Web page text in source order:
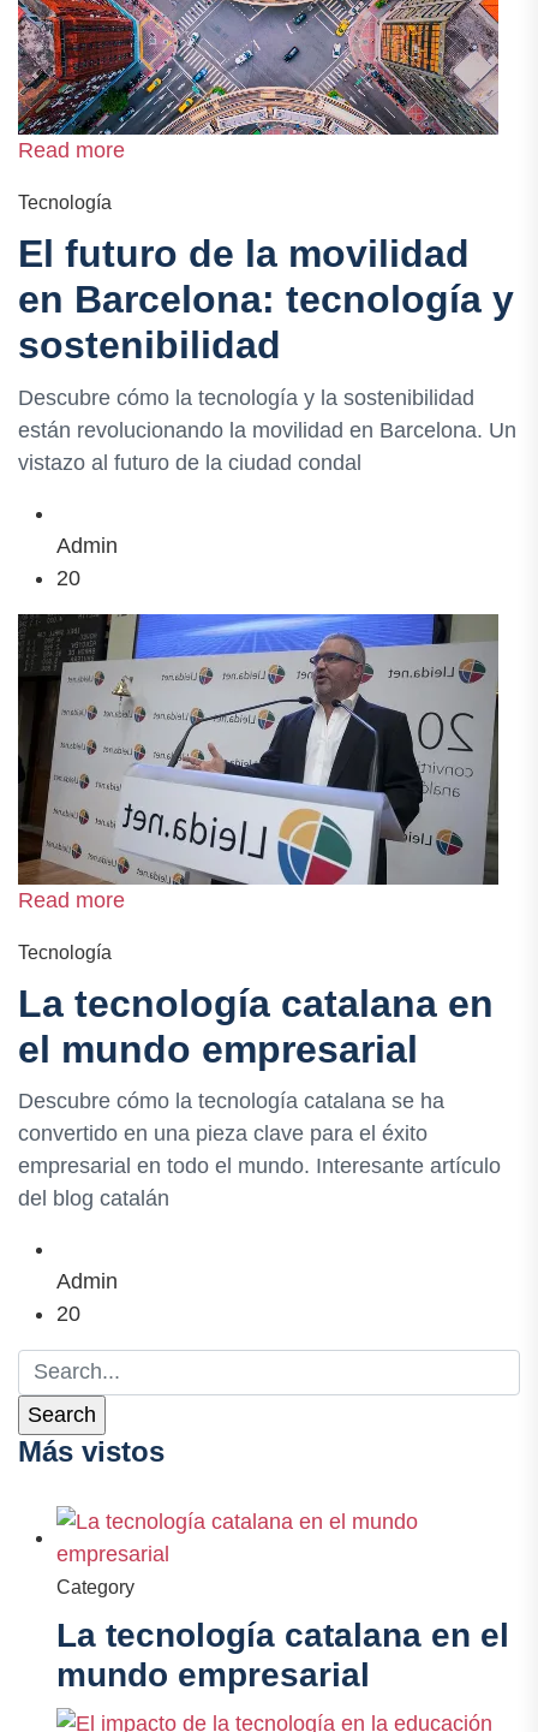
Read more
Tecnología
El futuro de la movilidad
en Barcelona: tecnología y
sostenibilidad
Descubre cómo la tecnología y la sostenibilidad
están revolucionando la movilidad en Barcelona. Un
vistazo al futuro de la ciudad condal
Admin
20
Read more
Tecnología
La tecnología catalana en
el mundo empresarial
Descubre cómo la tecnología catalana se ha
convertido en una pieza clave para el éxito
empresarial en todo el mundo. Interesante artículo
del blog catalán
Admin
20
Más vistos
Category
La tecnología catalana en el
mundo empresarial